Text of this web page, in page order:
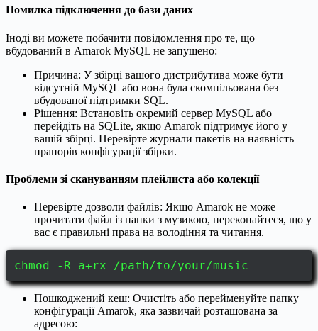
Помилка підключення до бази даних
Іноді ви можете побачити повідомлення про те, що
вбудований в Amarok MySQL не запущено:
Причина: У збірці вашого дистрибутива може бути
відсутній MySQL або вона була скомпільована без
вбудованої підтримки SQL.
Рішення: Встановіть окремий сервер MySQL або
перейдіть на SQLite, якщо Amarok підтримує його у
вашій збірці. Перевірте журнали пакетів на наявність
прапорів конфігурації збірки.
Проблеми зі скануванням плейлиста або колекції
Перевірте дозволи файлів: Якщо Amarok не може
прочитати файл із папки з музикою, переконайтеся, що у
вас є правильні права на володіння та читання.
chmod -R a+rx /path/to/your/music
Пошкоджений кеш: Очистіть або перейменуйте папку
конфігурації Amarok, яка зазвичай розташована за
адресою: